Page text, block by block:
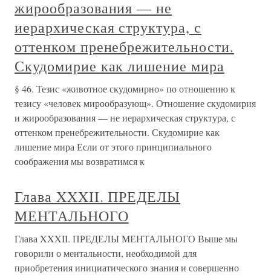
жирообразования — не
иерархическая структура, с
оттенком пренебрежительности.
Скудомирие как лишение мира
§ 46. Тезис «животное скудомирно» по отношению к
тезису «человек мирообразующ». Отношение скудомирия
и жирообразования — не иерархическая структура, с
оттенком пренебрежительности. Скудомирие как
лишение мира Если от этого принципиального
соображения мы возвратимся к
Глава XXXII. ПРЕДЕЛЫ
МЕНТАЛЬНОГО
Глава XXXII. ПРЕДЕЛЫ МЕНТАЛЬНОГО Выше мы
говорили о ментальности, необходимой для
приобретения инициатического знания и совершенно